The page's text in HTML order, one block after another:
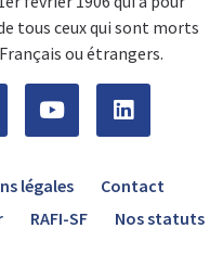
tous ceux qui sont morts
ou étrangers.
légales
Contact
RAFI-SF Nos statuts